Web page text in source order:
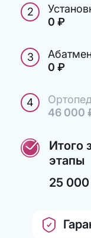
2
0 руб.
₽
3
0 руб.
₽
4
46 000
Итого
этапы
25 000